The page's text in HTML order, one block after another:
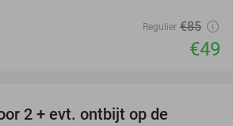
Regulier €85
€49
2 + evt. ontbijt op de